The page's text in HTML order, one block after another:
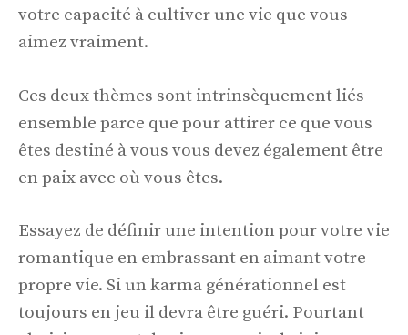
votre capacité à cultiver une vie que vous
aimez vraiment.
Ces deux thèmes sont intrinsèquement liés
ensemble parce que pour attirer ce que vous
êtes destiné à vous vous devez également être
en paix avec où vous êtes.
Essayez de définir une intention pour votre vie
romantique en embrassant en aimant votre
propre vie. Si un karma générationnel est
toujours en jeu il devra être guéri. Pourtant